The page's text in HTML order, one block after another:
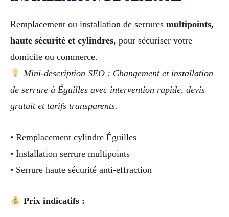
Remplacement ou installation de serrures multipoints,
haute sécurité et cylindres, pour sécuriser votre
domicile ou commerce.
Mini-description SEO : Changement et installation
de serrure à Éguilles avec intervention rapide, devis
gratuit et tarifs transparents.
• Remplacement cylindre Éguilles
• Installation serrure multipoints
• Serrure haute sécurité anti-effraction
Prix indicatifs :